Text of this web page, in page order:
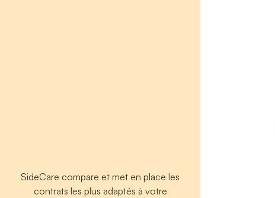
SideCare compare et met en place les
contrats les plus adaptés à votre